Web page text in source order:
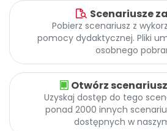
Scenariusze
Pobierz scenariusz z
pomocy dydaktycznej. Pliki
osobnego
Otwórz
Uzyskaj dostęp do tego
ponad 2000 innych
dostępnych w